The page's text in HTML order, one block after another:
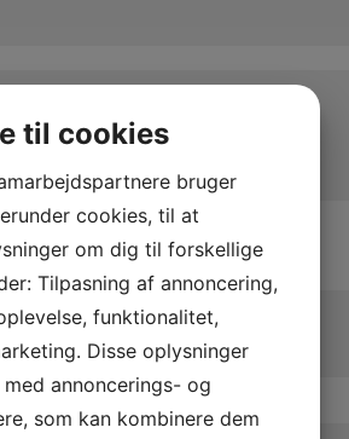
til cookies
bruger
cookies, til at
om dig til forskellige
Tilpasning af annoncering,
funktionalitet,
Disse oplysninger
annoncerings- og
som kan kombinere dem